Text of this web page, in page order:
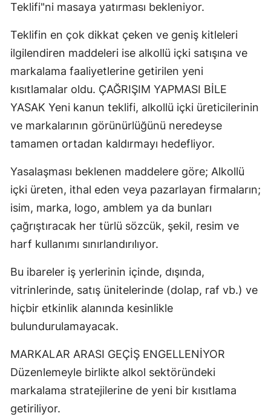
Teklifi"ni masaya yatırması bekleniyor.
Teklifin en çok dikkat çeken ve geniş kitleleri
ilgilendiren maddeleri ise alkollü içki satışına ve
markalama faaliyetlerine getirilen yeni
kısıtlamalar oldu. ÇAĞRIŞIM YAPMASI BİLE
YASAK Yeni kanun teklifi, alkollü içki üreticilerinin
ve markalarının görünürlüğünü neredeyse
tamamen ortadan kaldırmayı hedefliyor.
Yasalaşması beklenen maddelere göre; Alkollü
içki üreten, ithal eden veya pazarlayan firmaların;
isim, marka, logo, amblem ya da bunları
çağrıştıracak her türlü sözcük, şekil, resim ve
harf kullanımı sınırlandırılıyor.
Bu ibareler iş yerlerinin içinde, dışında,
vitrinlerinde, satış ünitelerinde (dolap, raf vb.) ve
hiçbir etkinlik alanında kesinlikle
bulundurulamayacak.
MARKALAR ARASI GEÇİŞ ENGELLENİYOR
Düzenlemeyle birlikte alkol sektöründeki
markalama stratejilerine de yeni bir kısıtlama
getiriliyor.